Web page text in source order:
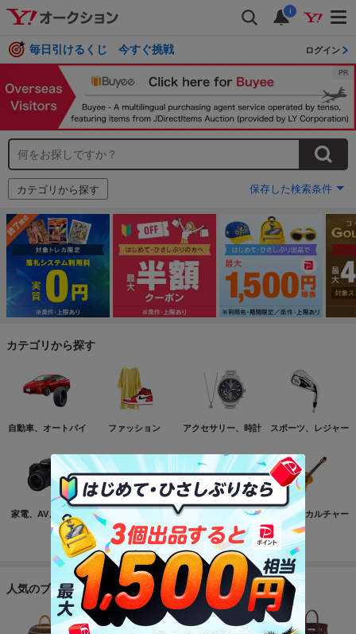
i
毎日引けるくじ 今すぐ挑戦 ログイン
カテゴリから探す 保存した検索条件
カテゴリから探す
自動車、オートバイ ファッション アクセサリー、時計 スポーツ、レジャー
家電、AV、カメラ コンピュータ おもちゃ、ゲーム ホビー、カルチャー
もっと見る
人気のブランド